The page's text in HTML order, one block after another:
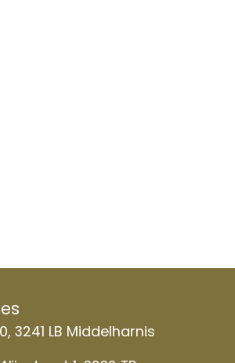
3241 LB Middelharnis